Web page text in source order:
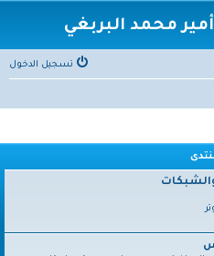
محمد البربغي
تسجيل الدخول
والشبكات